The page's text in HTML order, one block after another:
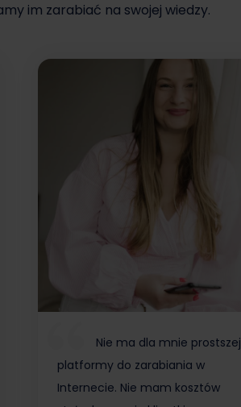
im zarabiać na swojej wiedzy.
Nie ma dla mnie prostszej
platformy do zarabiania w
Internecie. Nie mam kosztów